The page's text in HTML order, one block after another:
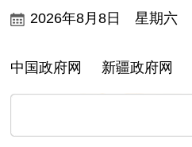
2026年8月8日 星期六
中国政府网 新疆政府网